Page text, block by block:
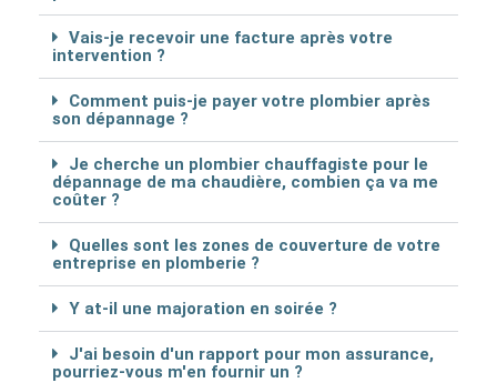
Vais-je recevoir une facture après votre
intervention ?
Comment puis-je payer votre plombier après
son dépannage ?
Je cherche un plombier chauffagiste pour le
dépannage de ma chaudière, combien ça va me
coûter ?
Quelles sont les zones de couverture de votre
entreprise en plomberie ?
Y at-il une majoration en soirée ?
J'ai besoin d'un rapport pour mon assurance,
pourriez-vous m'en fournir un ?